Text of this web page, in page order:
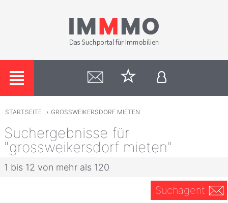
STARTSEITE › GROSSWEIKERSDORF MIETEN
Suchergebnisse für
"grossweikersdorf mieten"
1 bis 12 von mehr als 120
Suchagent